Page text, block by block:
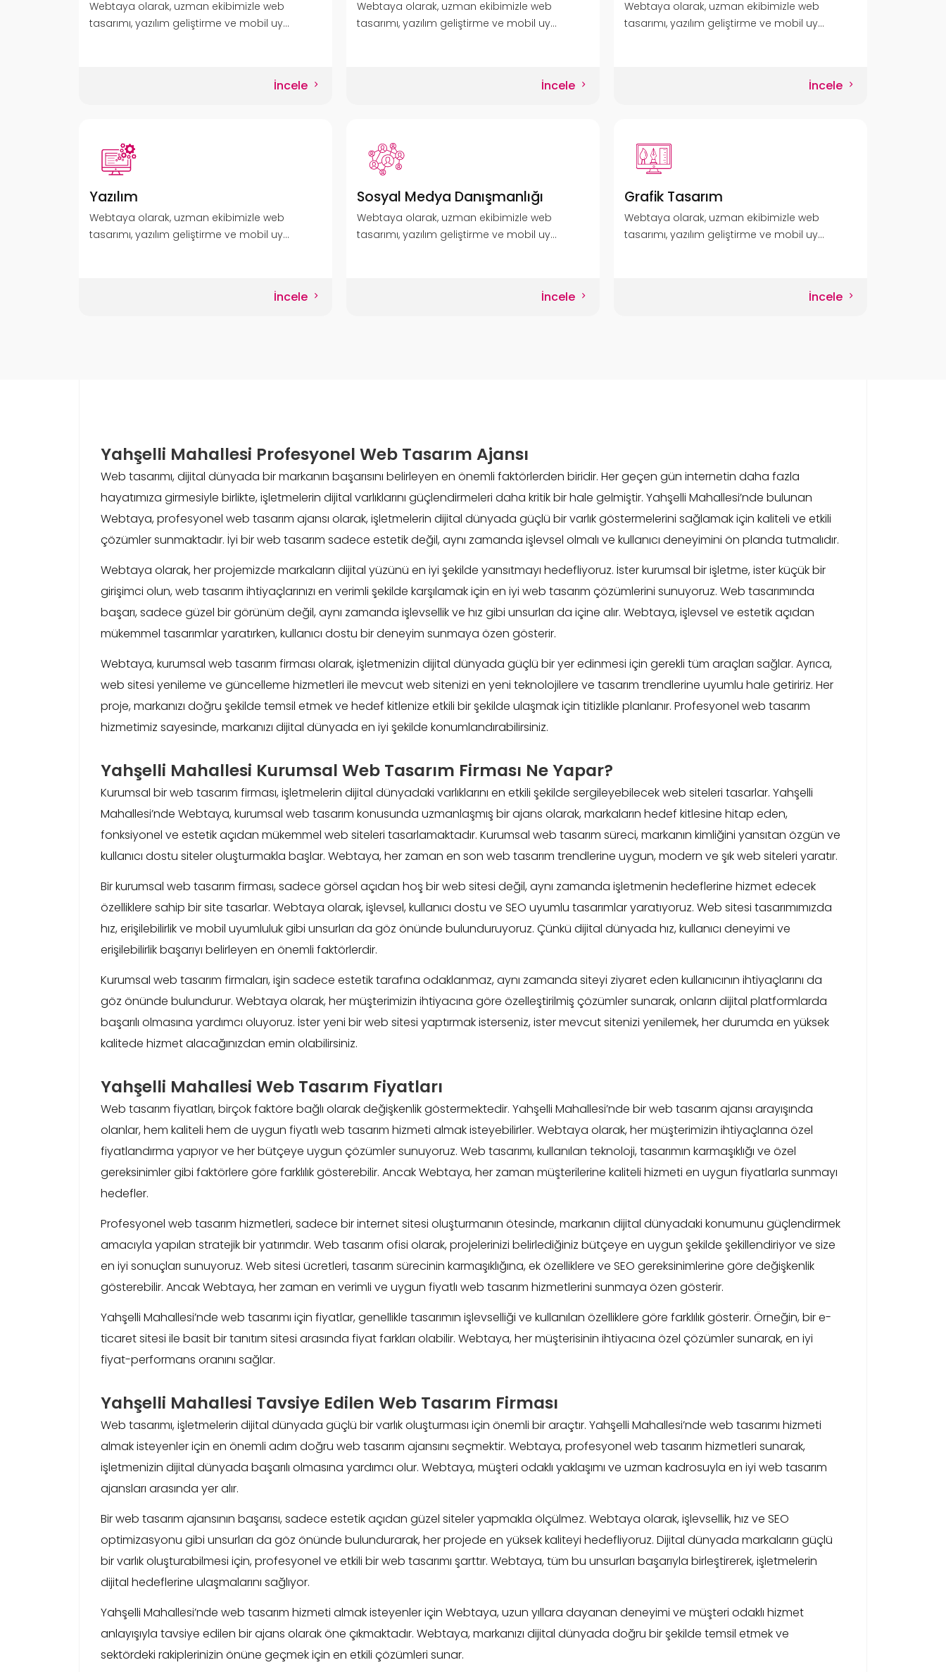
Webtaya olarak, uzman ekibimizle web
tasarımı, yazılım geliştirme ve mobil uy...
İncele
Webtaya olarak, uzman ekibimizle web
tasarımı, yazılım geliştirme ve mobil uy...
İncele
Webtaya olarak, uzman ekibimizle web
tasarımı, yazılım geliştirme ve mobil uy...
İncele
Yazılım
Webtaya olarak, uzman ekibimizle web
tasarımı, yazılım geliştirme ve mobil uy...
İncele
Sosyal Medya Danışmanlığı
Webtaya olarak, uzman ekibimizle web
tasarımı, yazılım geliştirme ve mobil uy...
İncele
Grafik Tasarım
Webtaya olarak, uzman ekibimizle web
tasarımı, yazılım geliştirme ve mobil uy...
İncele
Yahşelli Mahallesi Profesyonel Web Tasarım Ajansı
Web tasarımı, dijital dünyada bir markanın başarısını belirleyen en önemli faktörlerden biridir. Her geçen gün internetin daha fazla
hayatımıza girmesiyle birlikte, işletmelerin dijital varlıklarını güçlendirmeleri daha kritik bir hale gelmiştir. Yahşelli Mahallesi’nde bulunan
Webtaya, profesyonel web tasarım ajansı olarak, işletmelerin dijital dünyada güçlü bir varlık göstermelerini sağlamak için kaliteli ve etkili
çözümler sunmaktadır. İyi bir web tasarım sadece estetik değil, aynı zamanda işlevsel olmalı ve kullanıcı deneyimini ön planda tutmalıdır.
Webtaya olarak, her projemizde markaların dijital yüzünü en iyi şekilde yansıtmayı hedefliyoruz. İster kurumsal bir işletme, ister küçük bir
girişimci olun, web tasarım ihtiyaçlarınızı en verimli şekilde karşılamak için en iyi web tasarım çözümlerini sunuyoruz. Web tasarımında
başarı, sadece güzel bir görünüm değil, aynı zamanda işlevsellik ve hız gibi unsurları da içine alır. Webtaya, işlevsel ve estetik açıdan
mükemmel tasarımlar yaratırken, kullanıcı dostu bir deneyim sunmaya özen gösterir.
Webtaya, kurumsal web tasarım firması olarak, işletmenizin dijital dünyada güçlü bir yer edinmesi için gerekli tüm araçları sağlar. Ayrıca,
web sitesi yenileme ve güncelleme hizmetleri ile mevcut web sitenizi en yeni teknolojilere ve tasarım trendlerine uyumlu hale getiririz. Her
proje, markanızı doğru şekilde temsil etmek ve hedef kitlenize etkili bir şekilde ulaşmak için titizlikle planlanır. Profesyonel web tasarım
hizmetimiz sayesinde, markanızı dijital dünyada en iyi şekilde konumlandırabilirsiniz.
Yahşelli Mahallesi Kurumsal Web Tasarım Firması Ne Yapar?
Kurumsal bir web tasarım firması, işletmelerin dijital dünyadaki varlıklarını en etkili şekilde sergileyebilecek web siteleri tasarlar. Yahşelli
Mahallesi’nde Webtaya, kurumsal web tasarım konusunda uzmanlaşmış bir ajans olarak, markaların hedef kitlesine hitap eden,
fonksiyonel ve estetik açıdan mükemmel web siteleri tasarlamaktadır. Kurumsal web tasarım süreci, markanın kimliğini yansıtan özgün ve
kullanıcı dostu siteler oluşturmakla başlar. Webtaya, her zaman en son web tasarım trendlerine uygun, modern ve şık web siteleri yaratır.
Bir kurumsal web tasarım firması, sadece görsel açıdan hoş bir web sitesi değil, aynı zamanda işletmenin hedeflerine hizmet edecek
özelliklere sahip bir site tasarlar. Webtaya olarak, işlevsel, kullanıcı dostu ve SEO uyumlu tasarımlar yaratıyoruz. Web sitesi tasarımımızda
hız, erişilebilirlik ve mobil uyumluluk gibi unsurları da göz önünde bulunduruyoruz. Çünkü dijital dünyada hız, kullanıcı deneyimi ve
erişilebilirlik başarıyı belirleyen en önemli faktörlerdir.
Kurumsal web tasarım firmaları, işin sadece estetik tarafına odaklanmaz, aynı zamanda siteyi ziyaret eden kullanıcının ihtiyaçlarını da
göz önünde bulundurur. Webtaya olarak, her müşterimizin ihtiyacına göre özelleştirilmiş çözümler sunarak, onların dijital platformlarda
başarılı olmasına yardımcı oluyoruz. İster yeni bir web sitesi yaptırmak isterseniz, ister mevcut sitenizi yenilemek, her durumda en yüksek
kalitede hizmet alacağınızdan emin olabilirsiniz.
Yahşelli Mahallesi Web Tasarım Fiyatları
Web tasarım fiyatları, birçok faktöre bağlı olarak değişkenlik göstermektedir. Yahşelli Mahallesi’nde bir web tasarım ajansı arayışında
olanlar, hem kaliteli hem de uygun fiyatlı web tasarım hizmeti almak isteyebilirler. Webtaya olarak, her müşterimizin ihtiyaçlarına özel
fiyatlandırma yapıyor ve her bütçeye uygun çözümler sunuyoruz. Web tasarımı, kullanılan teknoloji, tasarımın karmaşıklığı ve özel
gereksinimler gibi faktörlere göre farklılık gösterebilir. Ancak Webtaya, her zaman müşterilerine kaliteli hizmeti en uygun fiyatlarla sunmayı
hedefler.
Profesyonel web tasarım hizmetleri, sadece bir internet sitesi oluşturmanın ötesinde, markanın dijital dünyadaki konumunu güçlendirmek
amacıyla yapılan stratejik bir yatırımdır. Web tasarım ofisi olarak, projelerinizi belirlediğiniz bütçeye en uygun şekilde şekillendiriyor ve size
en iyi sonuçları sunuyoruz. Web sitesi ücretleri, tasarım sürecinin karmaşıklığına, ek özelliklere ve SEO gereksinimlerine göre değişkenlik
gösterebilir. Ancak Webtaya, her zaman en verimli ve uygun fiyatlı web tasarım hizmetlerini sunmaya özen gösterir.
Yahşelli Mahallesi’nde web tasarımı için fiyatlar, genellikle tasarımın işlevselliği ve kullanılan özelliklere göre farklılık gösterir. Örneğin, bir e-
ticaret sitesi ile basit bir tanıtım sitesi arasında fiyat farkları olabilir. Webtaya, her müşterisinin ihtiyacına özel çözümler sunarak, en iyi
fiyat-performans oranını sağlar.
Yahşelli Mahallesi Tavsiye Edilen Web Tasarım Firması
Web tasarımı, işletmelerin dijital dünyada güçlü bir varlık oluşturması için önemli bir araçtır. Yahşelli Mahallesi’nde web tasarımı hizmeti
almak isteyenler için en önemli adım doğru web tasarım ajansını seçmektir. Webtaya, profesyonel web tasarım hizmetleri sunarak,
işletmenizin dijital dünyada başarılı olmasına yardımcı olur. Webtaya, müşteri odaklı yaklaşımı ve uzman kadrosuyla en iyi web tasarım
ajansları arasında yer alır.
Bir web tasarım ajansının başarısı, sadece estetik açıdan güzel siteler yapmakla ölçülmez. Webtaya olarak, işlevsellik, hız ve SEO
optimizasyonu gibi unsurları da göz önünde bulundurarak, her projede en yüksek kaliteyi hedefliyoruz. Dijital dünyada markaların güçlü
bir varlık oluşturabilmesi için, profesyonel ve etkili bir web tasarımı şarttır. Webtaya, tüm bu unsurları başarıyla birleştirerek, işletmelerin
dijital hedeflerine ulaşmalarını sağlıyor.
Yahşelli Mahallesi’nde web tasarım hizmeti almak isteyenler için Webtaya, uzun yıllara dayanan deneyimi ve müşteri odaklı hizmet
anlayışıyla tavsiye edilen bir ajans olarak öne çıkmaktadır. Webtaya, markanızı dijital dünyada doğru bir şekilde temsil etmek ve
sektördeki rakiplerinizin önüne geçmek için en etkili çözümleri sunar.